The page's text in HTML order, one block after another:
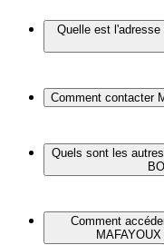
Quelle est
Bis rue de Longvic
Comment contacter
MAFAYOUX par
Quels sont les
Mme Virginie
Mme Elise
Comment